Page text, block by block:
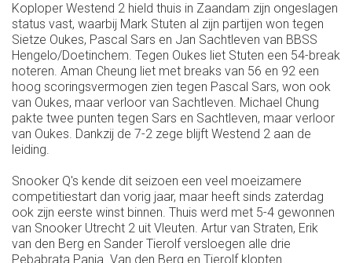
Koploper Westend 2 hield thuis in Zaandam zijn ongeslagen
status vast, waarbij Mark Stuten al zijn partijen won tegen
Sietze Oukes, Pascal Sars en Jan Sachtleven van BBSS
Hengelo/Doetinchem. Tegen Oukes liet Stuten een 54-break
noteren. Aman Cheung liet met breaks van 56 en 92 een
hoog scoringsvermogen zien tegen Pascal Sars, won ook
van Oukes, maar verloor van Sachtleven. Michael Chung
pakte twee punten tegen Sars en Sachtleven, maar verloor
van Oukes. Dankzij de 7-2 zege blijft Westend 2 aan de
leiding.
Snooker Q's kende dit seizoen een veel moeizamere
competitiestart dan vorig jaar, maar heeft sinds zaterdag
ook zijn eerste winst binnen. Thuis werd met 5-4 gewonnen
van Snooker Utrecht 2 uit Vleuten. Artur van Straten, Erik
van den Berg en Sander Tierolf versloegen alle drie
Pebabrata Panja. Van den Berg en Tierolf klopten